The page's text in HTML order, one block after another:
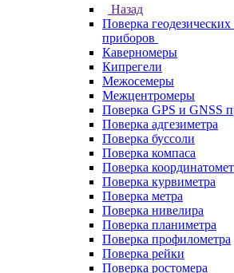
Назад
Поверка
приборов
Каверномеры
Кипрегели
Межосемеры
Межцентромеры
Поверка GPS и GNSS
Поверка адгезиметра
Поверка буссоли
Поверка компаса
Поверка
Поверка курвиметра
Поверка метра
Поверка нивелира
Поверка планиметра
Поверка профилометра
Поверка рейки
Поверка ростомера